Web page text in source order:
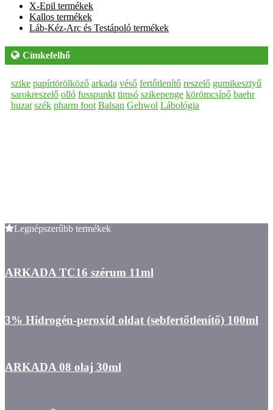
X-Epil termékek
Kallos termékek
Láb-Kéz-Arc és Testápoló termékek
Címkefelhő
szike papírtörölköző arkada véső fertőtlenítő reszelő gumikesztyű
sarokreszelő olló fusspunkt timsó szikepenge körömcsípő baehr
huzat szék pharm foot Balsan Gehwol Lábológia
Legnépszerűbb termékek
ARKADA TC16 szérum 11ml
3% Hidrogén-peroxid oldat (sebfertőtlenítő) 100ml
ARKADA 08 olaj 30ml